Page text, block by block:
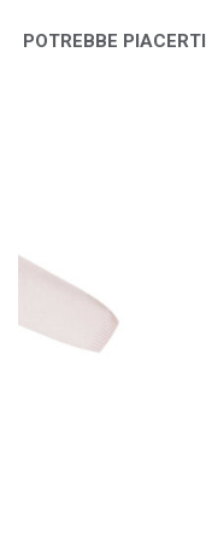
POTREBBE PIACERTI